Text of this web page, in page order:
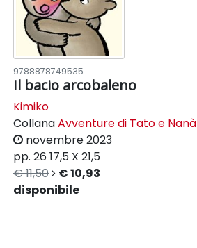
9788878749535
Il bacio arcobaleno
Kimiko
CollanaAvventure di Tato e Nanà
novembre 2023
pp. 26 17,5 X 21,5
€ 11,50
€ 10,93
disponibile